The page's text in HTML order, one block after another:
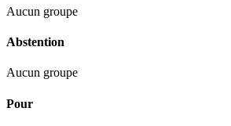
Aucun groupe
Abstention
Aucun groupe
Pour